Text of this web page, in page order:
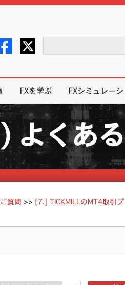
FXを学ぶ FXシミュレー
よくあ
質問 >> [7.] TICKMILLのMT4取引プ